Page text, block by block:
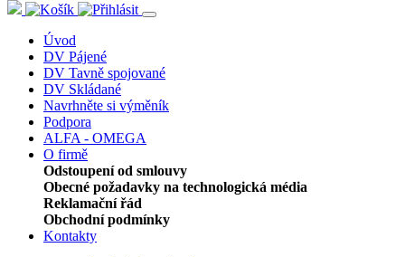
Úvod
DV Pájené
DV Tavně spojované
DV Skládané
Navrhněte si výměník
Podpora
ALFA - OMEGA
O firmě
Odstoupení od smlouvy
Obecné požadavky na technologická média
Reklamační řád
Obchodní podmínky
Kontakty